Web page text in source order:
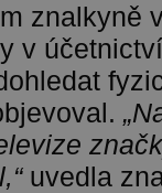
znalkyně
v
uvedla